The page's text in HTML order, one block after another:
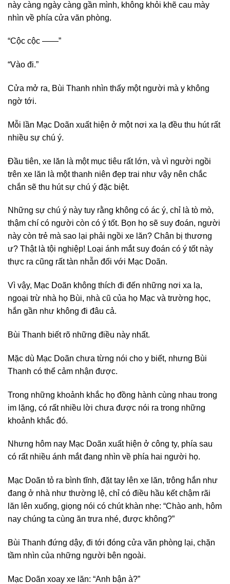
này càng ngày càng gần mình, không khỏi khẽ cau mày
nhìn về phía cửa văn phòng.
“Cộc cộc ——”
“Vào đi.”
Cửa mở ra, Bùi Thanh nhìn thấy một người mà y không
ngờ tới.
Mỗi lần Mạc Doãn xuất hiện ở một nơi xa lạ đều thu hút rất
nhiều sự chú ý.
Đầu tiên, xe lăn là một mục tiêu rất lớn, và vì người ngồi
trên xe lăn là một thanh niên đẹp trai như vậy nên chắc
chắn sẽ thu hút sự chú ý đặc biệt.
Những sự chú ý này tuy rằng không có ác ý, chỉ là tò mò,
thậm chí có người còn có ý tốt. Bọn họ sẽ suy đoán, người
này còn trẻ mà sao lại phải ngồi xe lăn? Chân bị thương
ư? Thật là tội nghiệp! Loại ánh mắt suy đoán có ý tốt này
thực ra cũng rất tàn nhẫn đối với Mạc Doãn.
Vì vậy, Mạc Doãn không thích đi đến những nơi xa lạ,
ngoại trừ nhà họ Bùi, nhà cũ của họ Mạc và trường học,
hắn gần như không đi đâu cả.
Bùi Thanh biết rõ những điều này nhất.
Mặc dù Mạc Doãn chưa từng nói cho y biết, nhưng Bùi
Thanh có thể cảm nhận được.
Trong những khoảnh khắc họ đồng hành cùng nhau trong
im lặng, có rất nhiều lời chưa được nói ra trong những
khoảnh khắc đó.
Nhưng hôm nay Mạc Doãn xuất hiện ở công ty, phía sau
có rất nhiều ánh mắt đang nhìn về phía hai người họ.
Mạc Doãn tỏ ra bình tĩnh, đặt tay lên xe lăn, trông hắn như
đang ở nhà như thường lệ, chỉ có điều hầu kết chậm rãi
lăn lên xuống, giọng nói có chút khàn nhẹ: “Chào anh, hôm
nay chúng ta cùng ăn trưa nhé, được không?”
Bùi Thanh đứng dậy, đi tới đóng cửa văn phòng lại, chặn
tầm nhìn của những người bên ngoài.
Mạc Doãn xoay xe lăn: “Anh bận à?”